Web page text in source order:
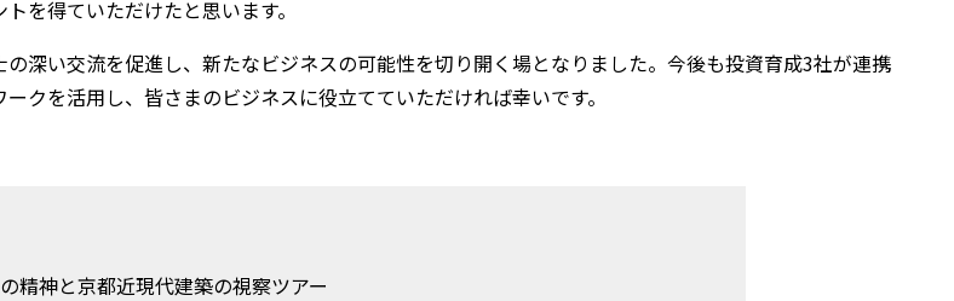
を得ていただけたと思います。
深い交流を促進し、新たなビジネスの可能性を切り開く場となりました。今後も投資育成3社が連携
クを活用し、皆さまのビジネスに役立てていただければ幸いです。
精神と京都近現代建築の視察ツアー